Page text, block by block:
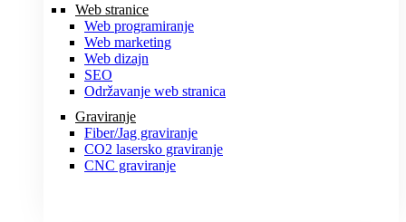
Web stranice
Web programiranje
Web marketing
Web dizajn
SEO
Održavanje web stranica
Graviranje
Fiber/Jag graviranje
CO2 lasersko graviranje
CNC graviranje